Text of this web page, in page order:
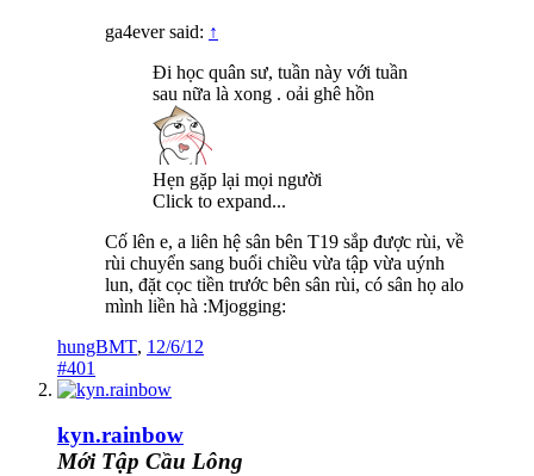
ga4ever said: ↑
Đi học quân sư, tuần này với tuần
sau nữa là xong . oải ghê hồn
Hẹn gặp lại mọi người
Click to expand...
Cố lên e, a liên hệ sân bên T19 sắp được rùi, về
rùi chuyển sang buổi chiều vừa tập vừa uýnh
lun, đặt cọc tiền trước bên sân rùi, có sân họ alo
mình liền hà :Mjogging:
hungBMT, 12/6/12
#401
kyn.rainbow
Mới Tập Cầu Lông